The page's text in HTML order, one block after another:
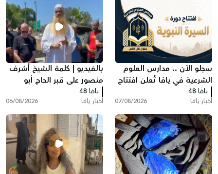
سجلو الآن .. مدارس العلوم
الشرعية في يافا تُعلن افتتاح
دورة "السيرة النبوية"
يافا 48
أخبار يافا 07/08/2026
بالفيديو | كلمة الشيخ أشرف
منصور على قبر الحاج أبو
العبد أبو شهاب
يافا 48
أخبار يافا 06/08/2026